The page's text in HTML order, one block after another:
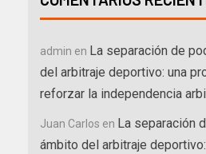
admin en La separación de
del arbitraje deportivo: una
reforzar la independencia
Juan Carlos en La separación
ámbito del arbitraje